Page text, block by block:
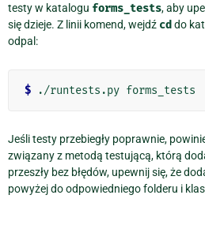
testy w katalogu forms_tests, aby
się dzieje. Z linii komend, wejdź cd do
odpal:
$
Jeśli testy przebiegły poprawnie,
związany z metodą testującą, którą
przeszły bez błędów, upewnij się, że
powyżej do odpowiedniego folderu i